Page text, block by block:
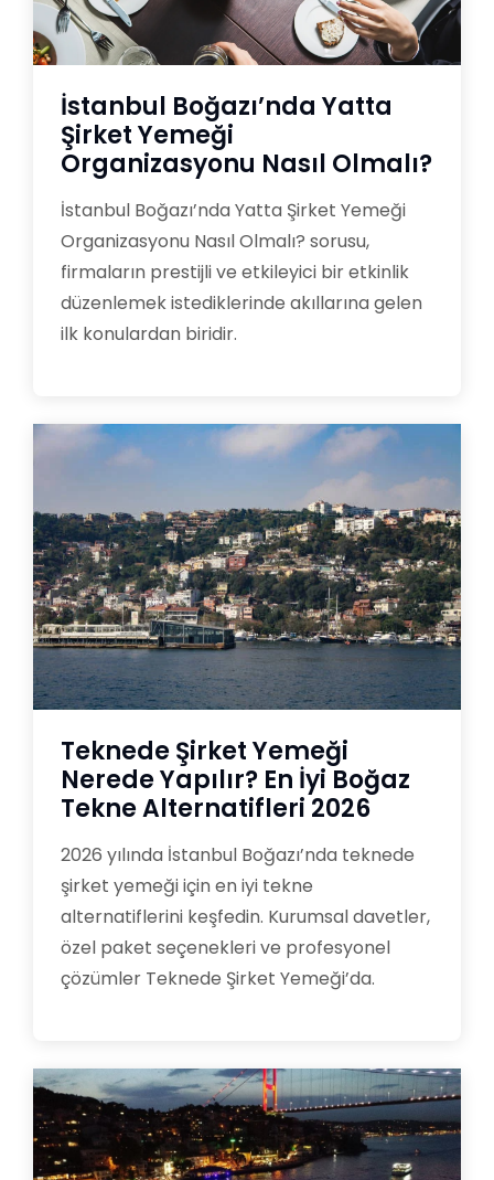
İstanbul Boğazı’nda Yatta
Şirket Yemeği
Organizasyonu Nasıl Olmalı?
İstanbul Boğazı’nda Yatta Şirket Yemeği
Organizasyonu Nasıl Olmalı? sorusu,
firmaların prestijli ve etkileyici bir etkinlik
düzenlemek istediklerinde akıllarına gelen
ilk konulardan biridir.
Teknede Şirket Yemeği
Nerede Yapılır? En İyi Boğaz
Tekne Alternatifleri 2026
2026 yılında İstanbul Boğazı’nda teknede
şirket yemeği için en iyi tekne
alternatiflerini keşfedin. Kurumsal davetler,
özel paket seçenekleri ve profesyonel
çözümler Teknede Şirket Yemeği’da.